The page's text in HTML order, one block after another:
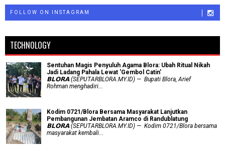
FOLLOW ON INSTAGRAM
TECHNOLOGY
Sentuhan Magis Penyuluh Agama Blora: Ubah Ritual Nikah
Jadi Ladang Pahala Lewat 'Gembol Catin'
𝗕𝗟𝗢𝗥𝗔 (SEPUTARBLORA.MY.ID) — Bupati Blora, Arief
Rohman menghadiri...
Kodim 0721/Blora Bersama Masyarakat Lanjutkan
Pembangunan Jembatan Aramco di Randublatung
𝗕𝗟𝗢𝗥𝗔 (SEPUTARBLORA.MY.ID) — Kodim 0721/Blora bersama
masyarakat kembali...